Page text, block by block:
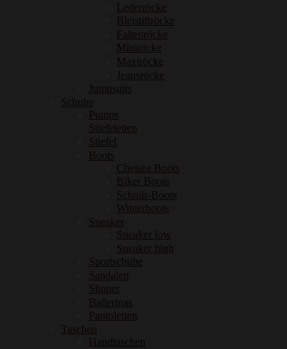
Lederröcke
Bleistiftröcke
Faltenröcke
Miniröcke
Maxiröcke
Jeansröcke
Jumpsuits
Schuhe
Pumps
Stiefeletten
Stiefel
Boots
Chelsea Boots
Biker Boots
Schnür-Boots
Winterboots
Sneaker
Sneaker low
Sneaker high
Sportschuhe
Sandalen
Slipper
Ballerinas
Pantoletten
Taschen
Handtaschen